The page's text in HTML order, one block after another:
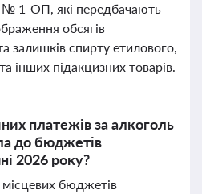
№ 1-ОП, які передбачають
обсягів
залишків спирту етилового,
інших підакцизних товарів.
платежів за алкоголь
до бюджетів
2026 року?
місцевих бюджетів